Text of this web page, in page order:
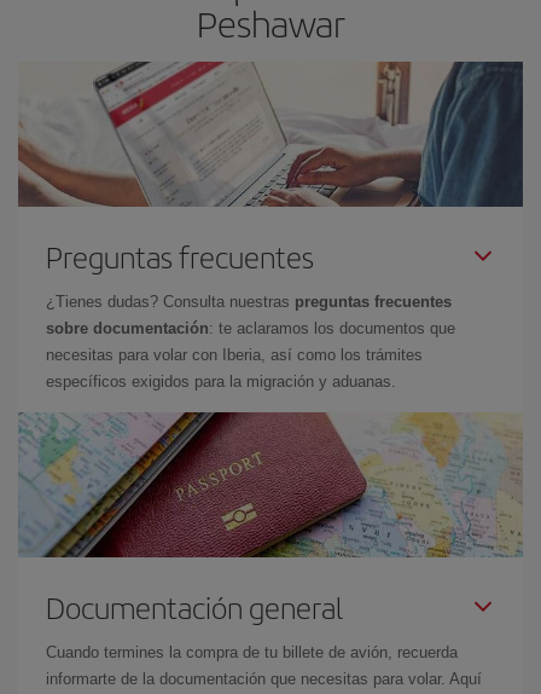
Peshawar
Preguntas frecuentes
¿Tienes dudas? Consulta nuestras preguntas frecuentes
sobre documentación: te aclaramos los documentos que
necesitas para volar con Iberia, así como los trámites
específicos exigidos para la migración y aduanas.
Documentación general
Cuando termines la compra de tu billete de avión, recuerda
informarte de la documentación que necesitas para volar. Aquí